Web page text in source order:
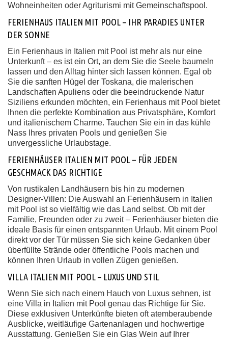
Wohneinheiten oder Agriturismi mit Gemeinschaftspool.
FERIENHAUS ITALIEN MIT POOL – IHR PARADIES UNTER
DER SONNE
Ein Ferienhaus in Italien mit Pool ist mehr als nur eine
Unterkunft – es ist ein Ort, an dem Sie die Seele baumeln
lassen und den Alltag hinter sich lassen können. Egal ob
Sie die sanften Hügel der Toskana, die malerischen
Landschaften Apuliens oder die beeindruckende Natur
Siziliens erkunden möchten, ein Ferienhaus mit Pool bietet
Ihnen die perfekte Kombination aus Privatsphäre, Komfort
und italienischem Charme. Tauchen Sie ein in das kühle
Nass Ihres privaten Pools und genießen Sie
unvergessliche Urlaubstage.
FERIENHÄUSER ITALIEN MIT POOL – FÜR JEDEN
GESCHMACK DAS RICHTIGE
Von rustikalen Landhäusern bis hin zu modernen
Designer-Villen: Die Auswahl an Ferienhäusern in Italien
mit Pool ist so vielfältig wie das Land selbst. Ob mit der
Familie, Freunden oder zu zweit – Ferienhäuser bieten die
ideale Basis für einen entspannten Urlaub. Mit einem Pool
direkt vor der Tür müssen Sie sich keine Gedanken über
überfüllte Strände oder öffentliche Pools machen und
können Ihren Urlaub in vollen Zügen genießen.
VILLA ITALIEN MIT POOL – LUXUS UND STIL
Wenn Sie sich nach einem Hauch von Luxus sehnen, ist
eine Villa in Italien mit Pool genau das Richtige für Sie.
Diese exklusiven Unterkünfte bieten oft atemberaubende
Ausblicke, weitläufige Gartenanlagen und hochwertige
Ausstattung. Genießen Sie ein Glas Wein auf Ihrer